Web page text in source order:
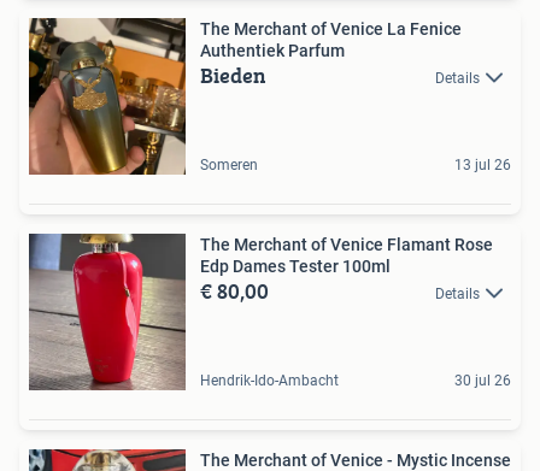
The Merchant of Venice La Fenice
Authentiek Parfum
Bieden Details
Someren 13 jul 26
The Merchant of Venice Flamant Rose
Edp Dames Tester 100ml
€ 80,00 Details
Hendrik-Ido-Ambacht 30 jul 26
The Merchant of Venice - Mystic Incense